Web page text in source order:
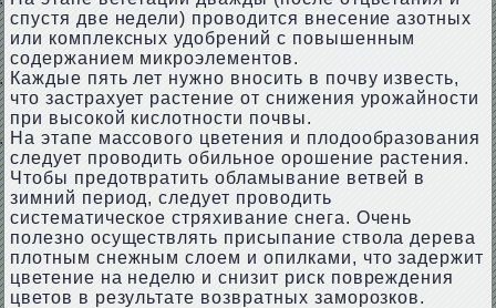
спустя две недели) проводится внесение азотных
или комплексных удобрений с повышенным
содержанием микроэлементов.
Каждые пять лет нужно вносить в почву известь,
что застрахует растение от снижения урожайности
при высокой кислотности почвы.
На этапе массового цветения и плодообразования
следует проводить обильное орошение растения.
Чтобы предотвратить обламывание ветвей в
зимний период, следует проводить
систематическое стряхивание снега. Очень
полезно осуществлять присыпание ствола дерева
плотным снежным слоем и опилками, что задержит
цветение на неделю и снизит риск повреждения
цветов в результате возвратных заморозков.